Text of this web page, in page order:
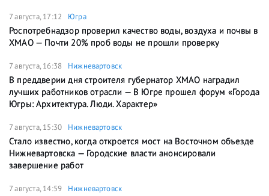
7 августа, 17:12 Югра
Роспотребнадзор проверил качество воды, воздуха и почвы в
ХМАО — Почти 20% проб воды не прошли проверку
7 августа, 16:38 Нижневартовск
В преддверии дня строителя губернатор ХМАО наградил
лучших работников отрасли — В Югре прошел форум «Города
Югры: Архитектура. Люди. Характер»
7 августа, 15:30 Нижневартовск
Стало известно, когда откроется мост на Восточном объезде
Нижневартовска — Городские власти анонсировали
завершение работ
7 августа, 14:59 Нижневартовск